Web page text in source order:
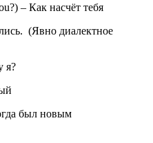
– Как насчёт тебя
(Явно диалектное
я?
был новым